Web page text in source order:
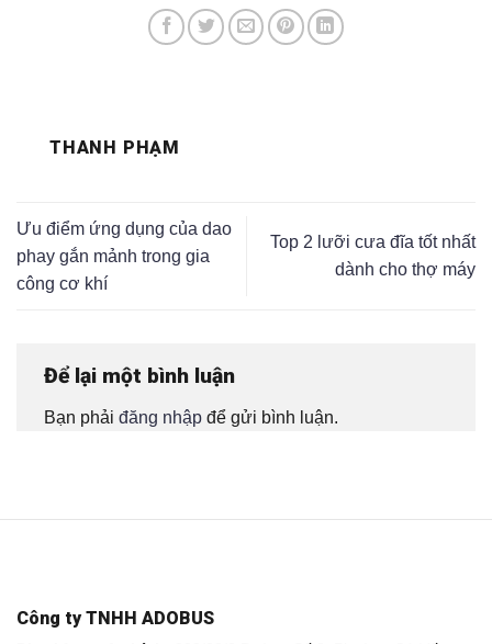
THANH PHẠM
Ưu điểm ứng dụng của dao
phay gắn mảnh trong gia
công cơ khí
Top 2 lưỡi cưa đĩa tốt nhất
dành cho thợ máy
Để lại một bình luận
Bạn phải đăng nhập để gửi bình luận.
Công ty TNHH ADOBUS